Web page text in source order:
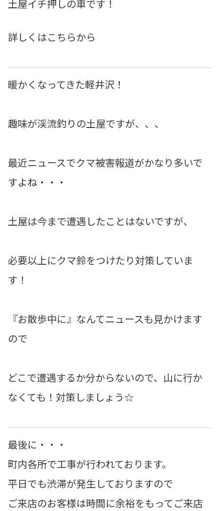
土屋イチ押しの車です！
詳しくはこちらから
暖かくなってきた軽井沢！
趣味が渓流釣りの土屋ですが、、、
最近ニュースでクマ被害報道がかなり多いで
すよね・・・
土屋は今まで遭遇したことはないですが、
必要以上にクマ鈴をつけたり対策していま
す！
『お散歩中に』なんてニュースも見かけます
ので
どこで遭遇するか分からないので、山に行か
なくても！対策しましょう☆
最後に・・・
町内各所で工事が行われております。
平日でも渋滞が発生しておりますので
ご来店のお客様は時間に余裕をもってご来店